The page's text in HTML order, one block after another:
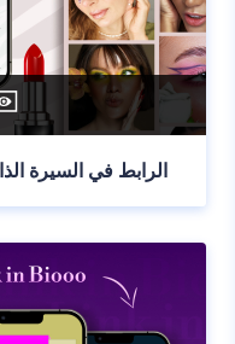
الرابط في السيرة